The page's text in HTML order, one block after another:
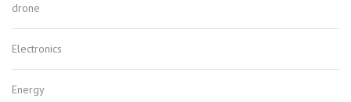
drone
Electronics
Energy